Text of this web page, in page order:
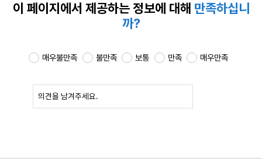
이 페이지에서 제공하는정보에 대해 만족하십니
까?
매우불만족 불만족 보통 만족 매우만족